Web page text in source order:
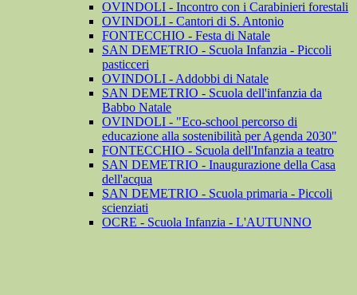
OVINDOLI - Incontro con i Carabinieri forestali
OVINDOLI - Cantori di S. Antonio
FONTECCHIO - Festa di Natale
SAN DEMETRIO - Scuola Infanzia - Piccoli
pasticceri
OVINDOLI - Addobbi di Natale
SAN DEMETRIO - Scuola dell'infanzia da
Babbo Natale
OVINDOLI - "Eco-school percorso di
educazione alla sostenibilità per Agenda 2030"
FONTECCHIO - Scuola dell'Infanzia a teatro
SAN DEMETRIO - Inaugurazione della Casa
dell'acqua
SAN DEMETRIO - Scuola primaria - Piccoli
scienziati
OCRE - Scuola Infanzia - L'AUTUNNO